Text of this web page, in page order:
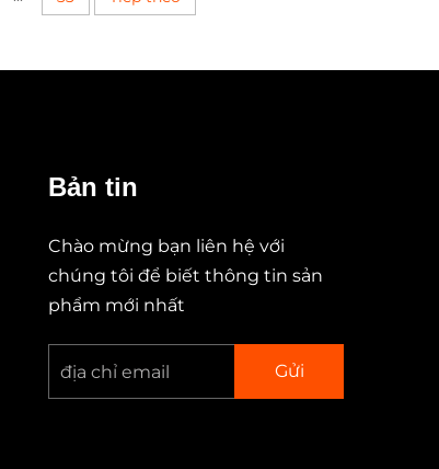
Bản tin
Chào mừng bạn liên hệ với
chúng tôi để biết thông tin sản
phẩm mới nhất
Gửi